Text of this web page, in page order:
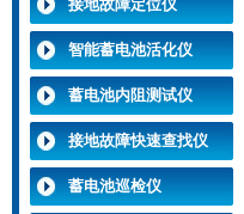
接地故障定位仪
智能蓄电池活化仪
蓄电池内阻测试仪
接地故障快速查找仪
蓄电池巡检仪